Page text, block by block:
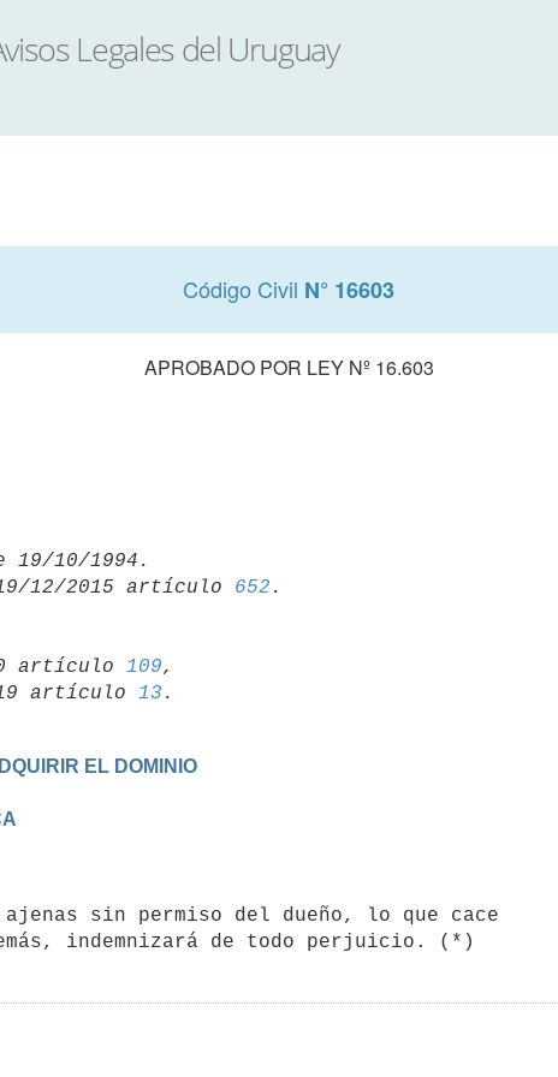
Código Civil N° 16603
APROBADO POR LEY Nº 16.603
12/2015 artículo 652
artículo 109,
artículo
13
EL DOMINIO